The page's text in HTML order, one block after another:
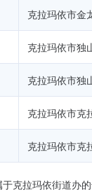
克拉玛依市金
克拉玛依市独
克拉玛依市独
克拉玛依市克
克拉玛依市克
克拉玛依街道办